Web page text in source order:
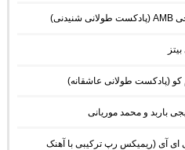
ای آی (ریمیکس رپ ترکیبی با آهنک